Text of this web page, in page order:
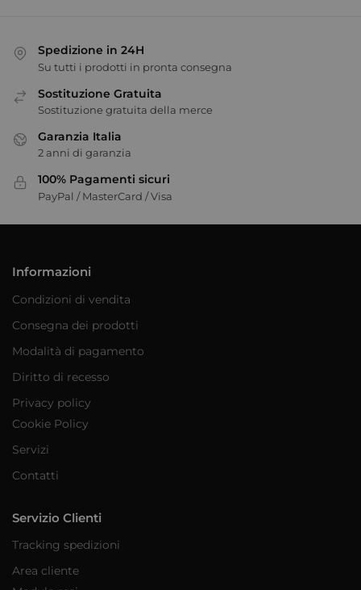
Spedizione in 24H
Su tutti i prodotti in pronta consegna
Sostituzione Gratuita
Sostituzione gratuita della merce
Garanzia Italia
2 anni di garanzia
100% Pagamenti sicuri
PayPal / MasterCard / Visa
Informazioni
Condizioni di vendita
Consegna dei prodotti
Modalità di pagamento
Diritto di recesso
Privacy policy
Cookie Policy
Servizi
Contatti
Servizio Clienti
Tracking spedizioni
Area cliente